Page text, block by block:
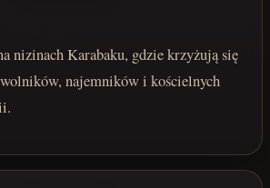
nizinach Karabaku, gdzie krzyżują się
najemników i kościelnych